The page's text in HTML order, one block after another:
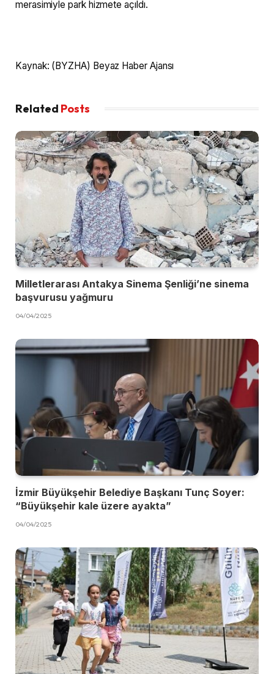
merasimiyle park hizmete açıldı. ​
Kaynak: (BYZHA) Beyaz Haber Ajansı
Related Posts
Milletlerarası Antakya Sinema Şenliği’ne sinema
başvurusu yağmuru
04/04/2025
İzmir Büyükşehir Belediye Başkanı Tunç Soyer:
“Büyükşehir kale üzere ayakta”
04/04/2025